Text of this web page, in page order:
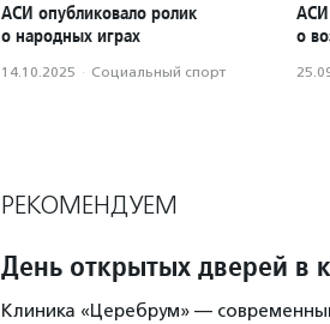
АСИ опубликовало ролик
о народных играх
14.10.2025 · Социальный спорт
АСИ
о
РЕКОМЕНДУЕМ
День открытых дверей в
Клиника «Церебрум» —